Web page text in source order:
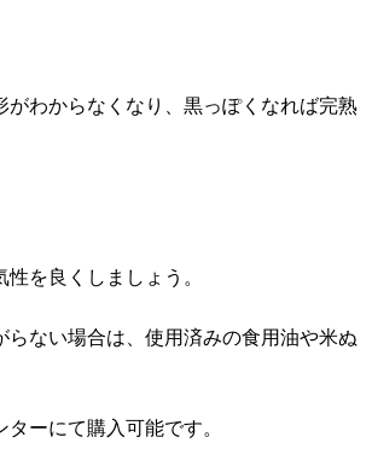
わからなくなり、黒っぽくなれば完熟
を良くしましょう。
ない場合は、使用済みの食用油や米ぬ
ーにて購入可能です。